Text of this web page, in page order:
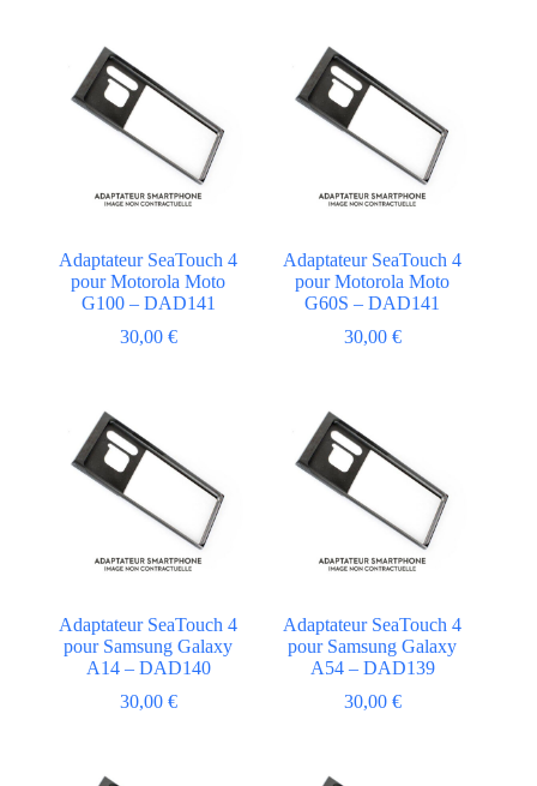
Adaptateur SeaTouch 4
pour Motorola Moto
G100 – DAD141
30,00 €
Adaptateur SeaTouch 4
pour Motorola Moto
G60S – DAD141
30,00 €
Adaptateur SeaTouch 4
pour Samsung Galaxy
A14 – DAD140
30,00 €
Adaptateur SeaTouch 4
pour Samsung Galaxy
A54 – DAD139
30,00 €